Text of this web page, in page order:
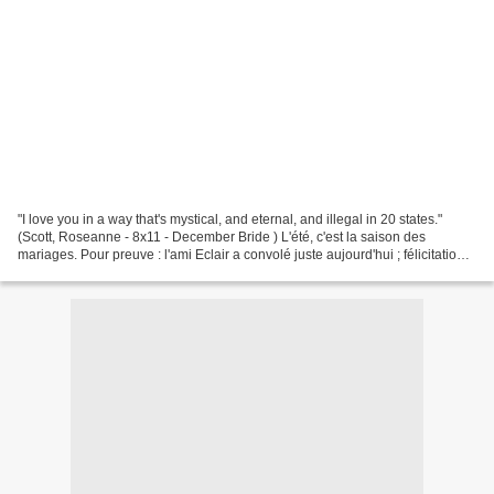
"I love you in a way that's mystical, and eternal, and illegal in 20 states."
(Scott, Roseanne - 8x11 - December Bride ) L'été, c'est la saison des
mariages. Pour preuve : l'ami Eclair a convolé juste aujourd'hui ; félicitations